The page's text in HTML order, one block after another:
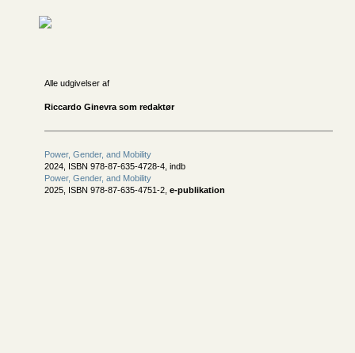
Alle udgivelser af
Riccardo Ginevra som redaktør
Power, Gender, and Mobility
2024, ISBN 978-87-635-4728-4, indb
Power, Gender, and Mobility
2025, ISBN 978-87-635-4751-2, e-publikation